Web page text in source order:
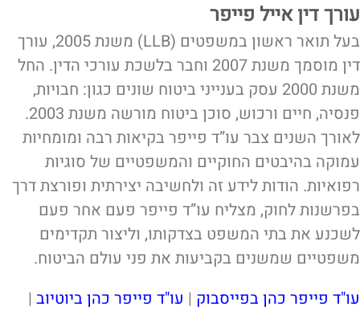
עורך דין אייל פייפר
בעל תואר ראשון במשפטים (LLB) משנת 2005, עורך
דין מוסמך משנת 2007 וחבר בלשכת עורכי הדין. החל
משנת 2000 עסק בענייני ביטוח שונים כגון: חבויות,
פנסיה, חיים ורכוש, סוכן ביטוח מורשה משנת 2003.
לאורך השנים צבר עו”ד פייפר בקיאות רבה ומומחיות
עמוקה בהיבטים החוקיים והמשפטיים של סוגיות
רפואיות. הודות לידע זה ולחשיבה יצירתית ופורצת דרך
בפרשנות לחוק, מצליח עו”ד פייפר פעם אחר פעם
לשכנע את בתי המשפט בצדקותו, וליצור תקדימים
משפטיים שמשנים בקביעות את פני עולם הביטוח.
עו"ד פייפר כהן בפייסבוק | עו"ד פייפר כהן ביוטיוב |